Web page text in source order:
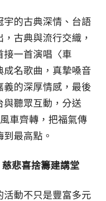
宇的古典深情、台語
古典與流行交織，
接一首演唱〈車
成名歌曲，真摯嗓音
的深厚情感，最後
與聽眾互動，分送
車齊轉，把福氣傳
最高點。
慈悲喜捨籌建講堂
活動不只是豐富多元